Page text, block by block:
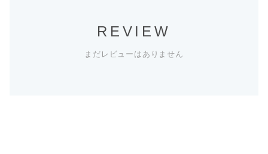
REVIEW
まだレビューはありません